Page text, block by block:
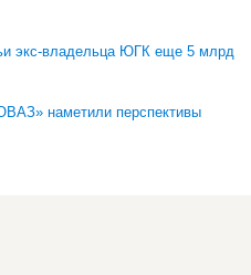
экс-владельца ЮГК еще 5 млрд
наметили перспективы